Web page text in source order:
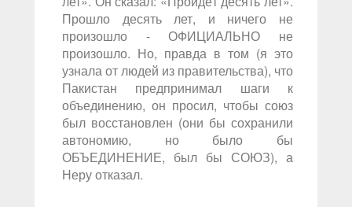
Прошло десять лет, и ничего не
произошло - ОФИЦИАЛЬНО не
произошло. Но, правда в том (я это
узнала от людей из правительства), что
Пакистан предпринимал шаги к
объединению, он просил, чтобы союз
был восстановлен (они бы сохранили
автономию, но было бы
ОБЪЕДИНЕНИЕ, был бы СОЮЗ), а
Неру отказал.